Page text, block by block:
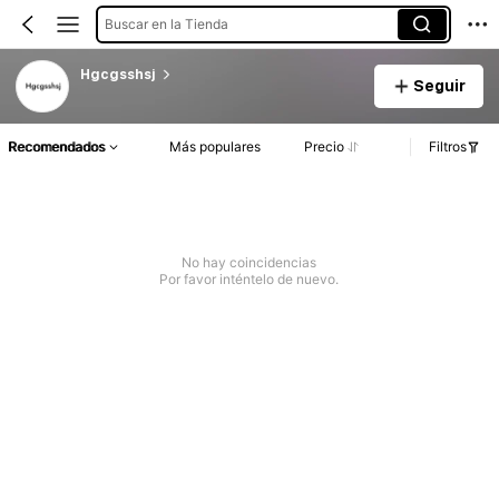
Buscar en la Tienda
Hgcgsshsj
Seguir
Recomendados Más populares Precio Filtros
No hay coincidencias
Por favor inténtelo de nuevo.